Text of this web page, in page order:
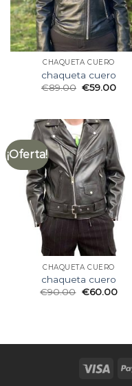
CHAQUETA CUERO
chaqueta cuero
€89.00 €59.00
¡Oferta!
CHAQUETA CUERO
chaqueta cuero
€90.00 €60.00